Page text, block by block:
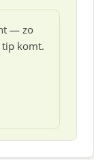
— zo
tip komt.